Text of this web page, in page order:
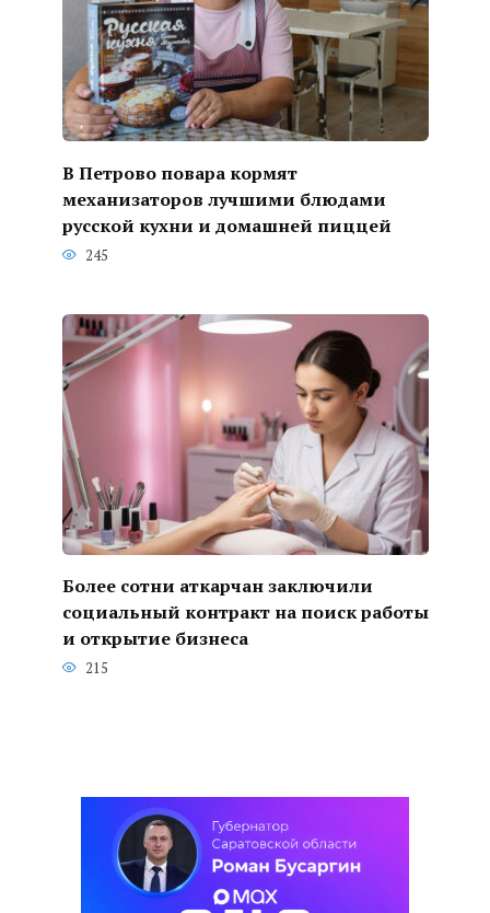
В Петрово повара кормят
механизаторов лучшими блюдами
русской кухни и домашней пиццей
245
Более сотни аткарчан заключили
социальный контракт на поиск работы
и открытие бизнеса
215